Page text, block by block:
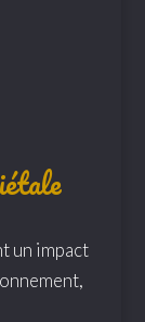
un impact